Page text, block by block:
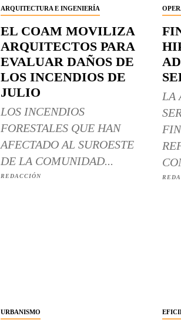
ARQUITECTURA E INGENIERÍA
EL COAM MOVILIZA
ARQUITECTOS PARA
EVALUAR DAÑOS DE
LOS INCENDIOS DE
JULIO
LOS INCENDIOS
FORESTALES QUE HAN
AFECTADO AL SUROESTE
DE LA COMUNIDAD...
REDACCIÓN
LA
URBANISMO